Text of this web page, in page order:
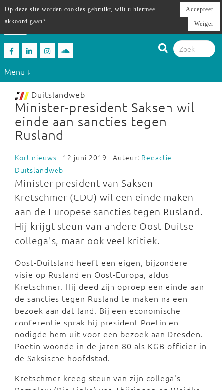
Menu ↓
Duitslandweb
Minister-president Saksen wil
einde aan sancties tegen
Rusland
Kort nieuws - 12 juni 2019 - Auteur: Redactie
Duitslandweb
Minister-president van Saksen
Kretschmer (CDU) wil een einde maken
aan de Europese sancties tegen Rusland.
Hij krijgt steun van andere Oost-Duitse
collega's, maar ook veel kritiek.
Oost-Duitsland heeft een eigen, bijzondere
visie op Rusland en Oost-Europa, aldus
Kretschmer. Hij deed zijn oproep een einde aan
de sancties tegen Rusland te maken na een
bezoek aan dat land. Bij een economische
conferentie sprak hij president Poetin en
nodigde hem uit voor een bezoek aan Dresden.
Poetin woonde in de jaren 80 als KGB-officier in
de Saksische hoofdstad.
Kretschmer kreeg steun van zijn collega's
Op deze site worden cookies gebruikt, wilt u hiermee
akkoord gaan?
Accepteer
Weiger